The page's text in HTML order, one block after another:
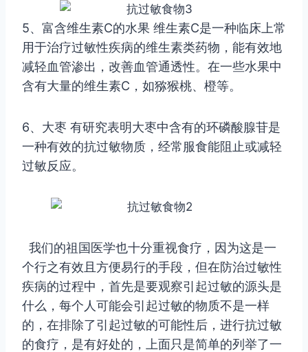
5、富含维生素C的水果 维生素C是一种临床上常
用于治疗过敏性疾病的维生素类药物，能有效地
减轻血管渗出，改善血管通透性。在一些水果中
含有大量的维生素C，如猕猴桃、橙等。
6、大枣 有研究表明大枣中含有的环磷酸腺苷是
一种有效的抗过敏物质，经常服食能阻止或减轻
过敏反应。
我们的祖国医学也十分重视食疗，因为这是一
个行之有效且方便易行的手段，但在防治过敏性
疾病的过程中，首先是要观察引起过敏的源头是
什么，每个人可能会引起过敏的物质不是一样
的，在排除了引起过敏的可能性后，进行抗过敏
的食疗，是有好处的，上面只是简单的列举了一